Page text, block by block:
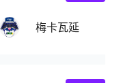
梅卡瓦延